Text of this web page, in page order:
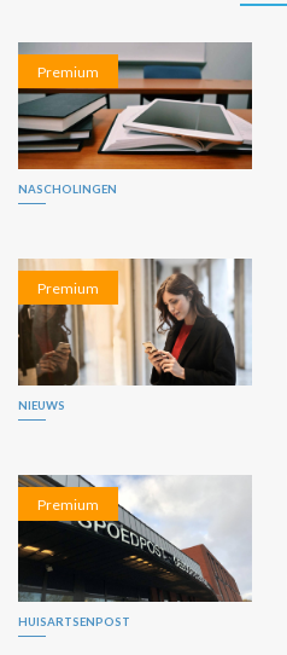
Premium
NASCHOLINGEN
Premium
NIEUWS
Premium
HUISARTSENPOST